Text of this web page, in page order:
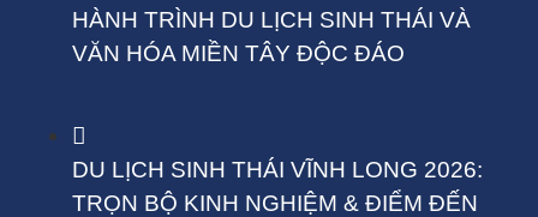
HÀNH TRÌNH DU LỊCH SINH THÁI VÀ
VĂN HÓA MIỀN TÂY ĐỘC ĐÁO
DU LỊCH SINH THÁI VĨNH LONG 2026:
TRỌN BỘ KINH NGHIỆM & ĐIỂM ĐẾN